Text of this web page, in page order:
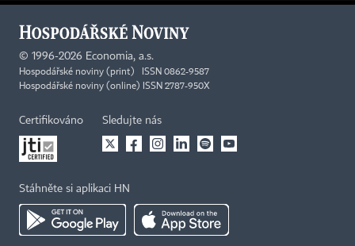
© 1996-2026 Economia, a.s.
Hospodářské noviny (print) ISSN 0862-9587
Hospodářské noviny (online) ISSN 2787-950X
Certifikováno Sledujte nás
Stáhněte si aplikaci HN